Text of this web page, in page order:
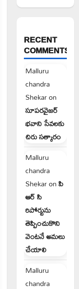
RECENT
COMMENTS
Malluru
chandra
Shekaron
సూపరవైజర్
భవాని సేవలకు
చిరు సత్కారం
Malluru
chandra
Shekaronపి
ఆర్ సి
రిపోర్టును
తెప్పించుకొని
వెంటనే అమలు
చేయాలి
Malluru
chandra